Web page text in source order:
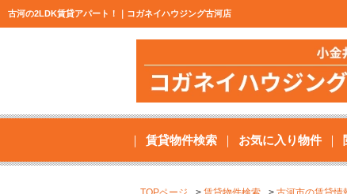
古河の2LDK賃貸アパート！｜コガネイハウジング古河店
賃貸物件検索 お気に入り物件